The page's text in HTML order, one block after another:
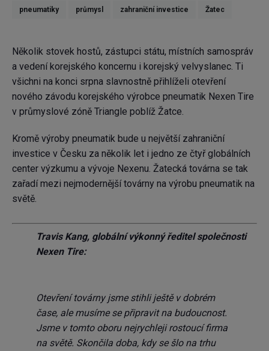
pneumatiky průmysl zahraniční investice Žatec
Několik stovek hostů, zástupci státu, místních samospráv
a vedení korejského koncernu i korejský velvyslanec. Ti
všichni na konci srpna slavnostně přihlíželi otevření
nového závodu korejského výrobce pneumatik Nexen Tire
v průmyslové zóně Triangle poblíž Žatce.
Kromě výroby pneumatik bude u největší zahraniční
investice v Česku za několik let i jedno ze čtyř globálních
center výzkumu a vývoje Nexenu. Žatecká továrna se tak
zařadí mezi nejmodernější továrny na výrobu pneumatik na
světě.
Travis Kang, globální výkonný ředitel společnosti
NexenTire:
Otevření továrny jsme stihli ještě v dobrém
čase, ale musíme se připravit na budoucnost.
Jsme v tomto oboru nejrychleji rostoucí firma
na světě. Skončila doba, kdy se šlo na trhu